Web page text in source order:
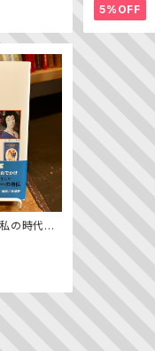
5%OFF
私の時代
デザイン